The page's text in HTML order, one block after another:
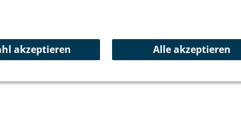
Wandern/Trekking Summit Specials
akzeptieren Alle akzeptieren